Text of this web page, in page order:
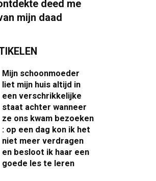
deed me
mijn daad
Mijn schoonmoeder
liet mijn huis altijd in
een verschrikkelijke
staat achter wanneer
ze ons kwam bezoeken
: op een dag kon ik het
niet meer verdragen
en besloot ik haar een
goede les te leren